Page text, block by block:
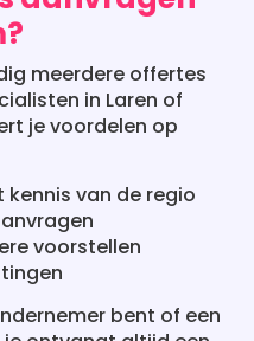
meerdere offertes
in Laren of
je voordelen op
van de regio
voorstellen
bent of een
ontvangt altijd een
én budget.